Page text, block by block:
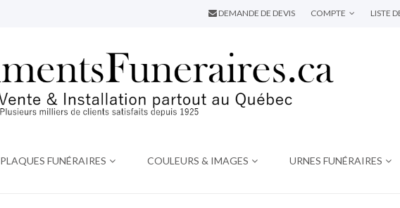
DEMANDE DE DEVIS COMPTE LISTE
PLAQUES FUNÉRAIRES COULEURS & IMAGES URNES FUNÉRAIRES